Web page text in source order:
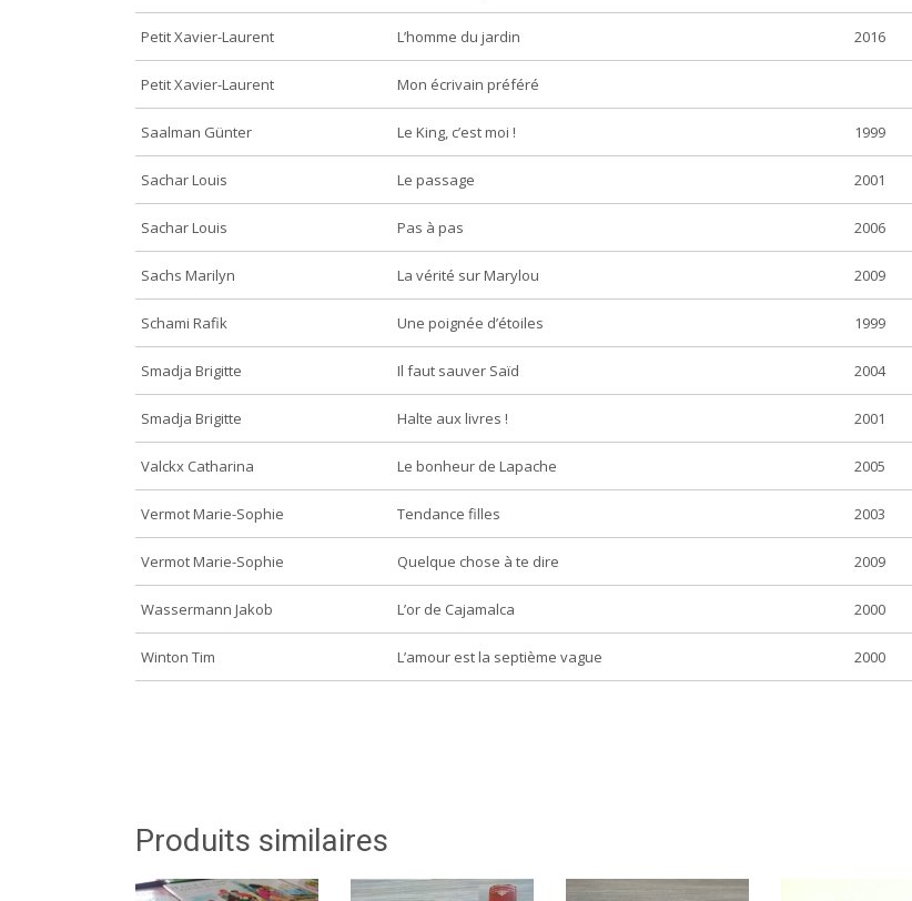
Petit Xavier-Laurent L’homme du jardin 2016
Petit Xavier-Laurent Mon écrivain préféré
Saalman Günter Le King, c’est moi ! 1999
Sachar Louis Le passage 2001
Sachar Louis Pas à pas 2006
Sachs Marilyn La vérité sur Marylou 2009
Schami Rafik Une poignée d’étoiles 1999
Smadja Brigitte Il faut sauver Saïd 2004
Smadja Brigitte Halte aux livres ! 2001
Valckx Catharina Le bonheur de Lapache 2005
Vermot Marie-Sophie Tendance filles 2003
Vermot Marie-Sophie Quelque chose à te dire 2009
Wassermann Jakob L’or de Cajamalca 2000
Winton Tim L’amour est la septième vague 2000
Produits similaires